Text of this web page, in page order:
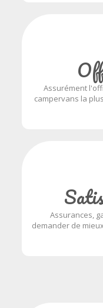
Assurément
campervans la
Assurances,
demander de